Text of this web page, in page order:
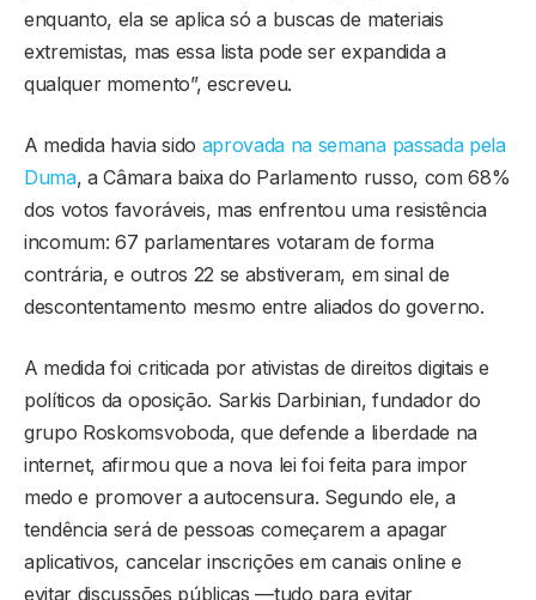
enquanto, ela se aplica só a buscas de materiais
extremistas, mas essa lista pode ser expandida a
qualquer momento”, escreveu.
A medida havia sido aprovada na semana passada pela
Duma, a Câmara baixa do Parlamento russo, com 68%
dos votos favoráveis, mas enfrentou uma resistência
incomum: 67 parlamentares votaram de forma
contrária, e outros 22 se abstiveram, em sinal de
descontentamento mesmo entre aliados do governo.
A medida foi criticada por ativistas de direitos digitais e
políticos da oposição. Sarkis Darbinian, fundador do
grupo Roskomsvoboda, que defende a liberdade na
internet, afirmou que a nova lei foi feita para impor
medo e promover a autocensura. Segundo ele, a
tendência será de pessoas começarem a apagar
aplicativos, cancelar inscrições em canais online e
evitar discussões públicas —tudo para evitar